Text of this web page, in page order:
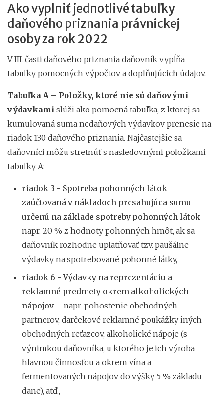
Ako vyplniť jednotlivé tabuľky
daňového priznania právnickej
osoby za rok 2022
V III. časti daňového priznania daňovník vypĺňa
tabuľky pomocných výpočtov a doplňujúcich údajov.
Tabuľka A – Položky, ktoré nie sú daňovými
výdavkami slúži ako pomocná tabuľka, z ktorej sa
kumulovaná suma nedaňových výdavkov prenesie na
riadok 130 daňového priznania. Najčastejšie sa
daňovníci môžu stretnúť s nasledovnými položkami
tabuľky A:
riadok 3 - Spotreba pohonných látok
zaúčtovaná v nákladoch presahujúca sumu
určenú na základe spotreby pohonných látok –
napr. 20 % z hodnoty pohonných hmôt, ak sa
daňovník rozhodne uplatňovať tzv. paušálne
výdavky na spotrebované pohonné látky,
riadok 6 - Výdavky na reprezentáciu a
reklamné predmety okrem alkoholických
nápojov – napr. pohostenie obchodných
partnerov, darčekové reklamné poukážky iných
obchodných reťazcov, alkoholické nápoje (s
výnimkou daňovníka, u ktorého je ich výroba
hlavnou činnosťou a okrem vína a
fermentovaných nápojov do výšky 5 % základu
dane), atď.,